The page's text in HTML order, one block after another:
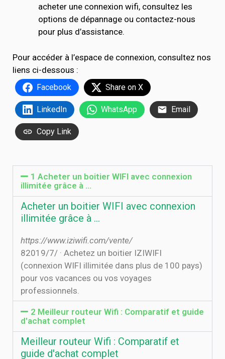
acheter une connexion wifi, consultez les
options de dépannage ou contactez-nous
pour plus d’assistance.
Pour accéder à l’espace de connexion, consultez nos
liens ci-dessous :
Facebook Share on X
LinkedIn WhatsApp Email
Copy Link
1 Acheter un boitier WIFI avec connexion
illimitée grâce à …
Acheter un boitier WIFI avec connexion
illimitée grâce à …
https://www.iziwifi.com/vente/
8‏‏/7‏‏/2019 · Achetez un boitier IZIWIFI
(connexion WIFI illimitée dans plus de 100 pays)
pour vos vacances ou vos voyages
professionnels.
2 Meilleur routeur Wifi : Comparatif et guide
d'achat complet
Meilleur routeur Wifi : Comparatif et
guide d'achat complet